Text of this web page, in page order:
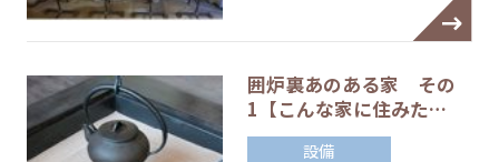
囲炉裏あのある家 その
1【こんな家に住みた…
設備